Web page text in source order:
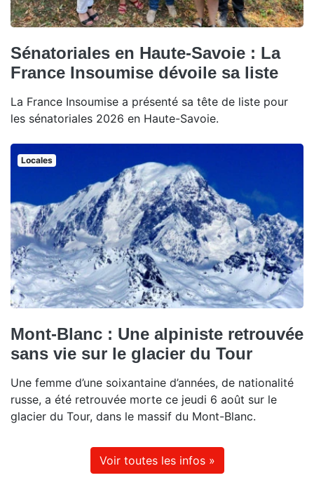
Sénatoriales en Haute-Savoie : La
France Insoumise dévoile sa liste
La France Insoumise a présenté sa tête de liste pour
les sénatoriales 2026 en Haute-Savoie.
Locales
Mont-Blanc : Une alpiniste retrouvée
sans vie sur le glacier du Tour
Une femme d’une soixantaine d’années, de nationalité
russe, a été retrouvée morte ce jeudi 6 août sur le
glacier du Tour, dans le massif du Mont-Blanc.
Voir toutes les infos »